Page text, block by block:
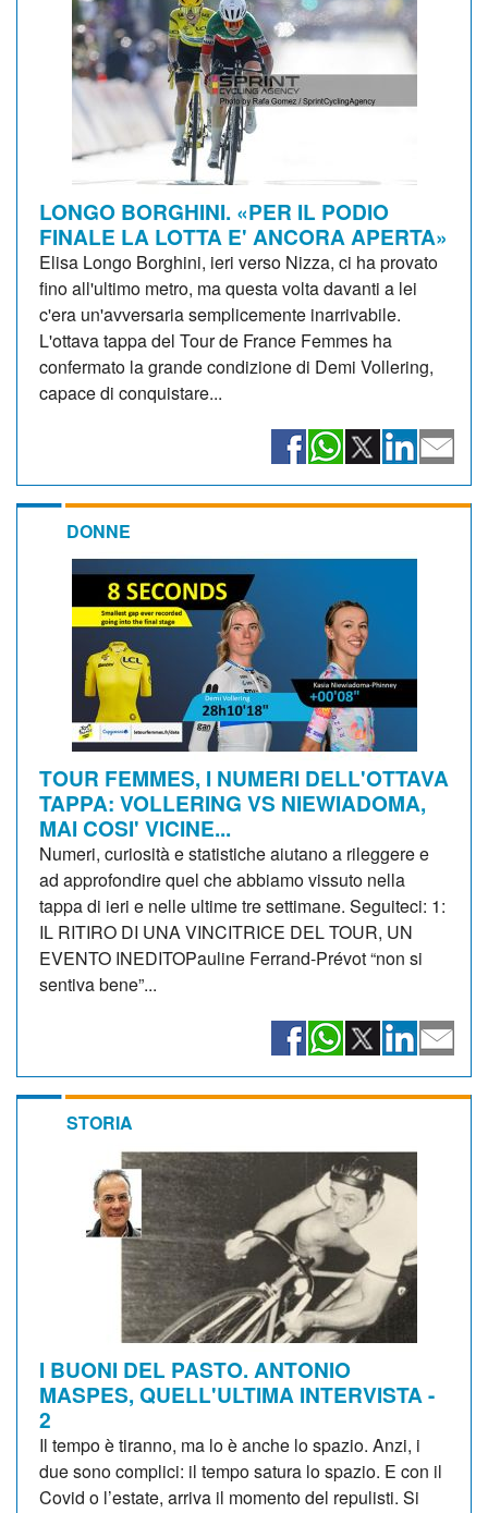
LONGO BORGHINI. «PER IL PODIO
FINALE LA LOTTA E' ANCORA APERTA»
Elisa Longo Borghini, ieri verso Nizza, ci ha provato
fino all'ultimo metro, ma questa volta davanti a lei
c'era un'avversaria semplicemente inarrivabile.
L'ottava tappa del Tour de France Femmes ha
confermato la grande condizione di Demi Vollering,
capace di conquistare...
DONNE
TOUR FEMMES, I NUMERI DELL'OTTAVA
TAPPA: VOLLERING VS NIEWIADOMA,
MAI COSI' VICINE...
Numeri, curiosità e statistiche aiutano a rileggere e
ad approfondire quel che abbiamo vissuto nella
tappa di ieri e nelle ultime tre settimane. Seguiteci: 1:
IL RITIRO DI UNA VINCITRICE DEL TOUR, UN
EVENTO INEDITOPauline Ferrand-Prévot “non si
sentiva bene”...
STORIA
I BUONI DEL PASTO. ANTONIO
MASPES, QUELL'ULTIMA INTERVISTA -
2
Il tempo è tiranno, ma lo è anche lo spazio. Anzi, i
due sono complici: il tempo satura lo spazio. E con il
Covid o l’estate, arriva il momento del repulisti. Si